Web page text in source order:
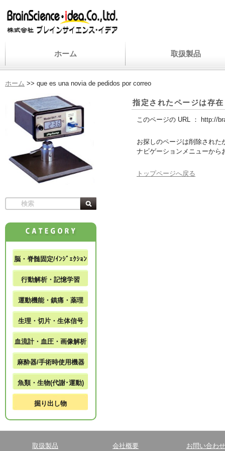
ホーム 取扱製品
ホーム >> que es una novia de pedidos por correo
指定されたページは存
このページの URL ： http://
お探しのページは削除された
ナビゲーションメニューから
トップページへ戻る
脳・脊髄固定/ｲﾝｼﾞｪｸｼｮﾝ
行動解析・記憶学習
運動機能・鎮痛・薬理
生理・切片・生体信号
血流計・血圧・画像解析
麻酔器/手術時使用機器
魚類・生物(代謝･運動)
掘り出し物
取扱製品 会社概要 お問い合わせ